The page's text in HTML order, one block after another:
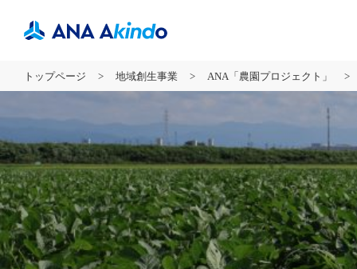
トップページ 地域創生事業 ANA「農園プロジェクト」